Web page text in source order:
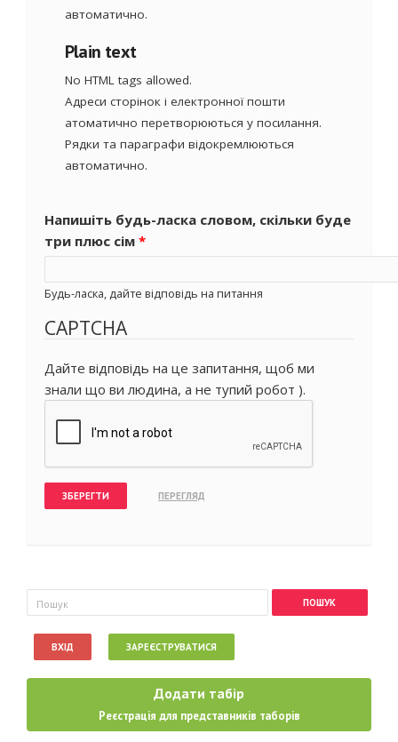
автоматично.
Plain text
No HTML tags allowed.
Адреси сторінок і електронної пошти
атоматично перетворюються у посилання.
Рядки та параграфи відокремлюються
автоматично.
Напишіть будь-ласка словом, скільки буде
три плюс сім *
Будь-ласка, дайте відповідь на питання
CAPTCHA
Дайте відповідь на це запитання, щоб ми
знали що ви людина, а не тупий робот ).
Пошукова форма
Пошук
ВХІД ЗАРЕЄСТРУВАТИСЯ
Додати табір
Реєстрація для представників таборів